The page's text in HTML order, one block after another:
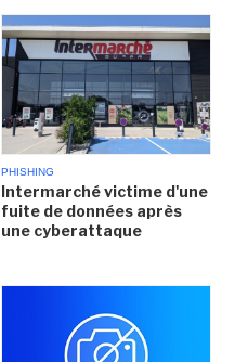
PHISHING
Intermarché victime d'une
fuite de données après
une cyberattaque